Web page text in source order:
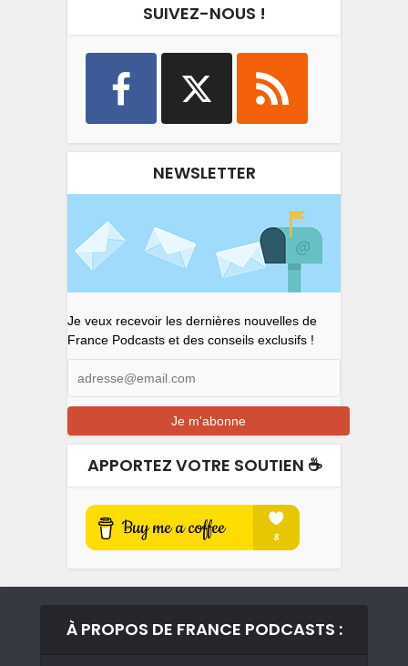
SUIVEZ-NOUS !
NEWSLETTER
Je veux recevoir les dernières nouvelles de
France Podcasts et des conseils exclusifs !
APPORTEZ VOTRE SOUTIEN ☕️
À PROPOS DE FRANCE PODCASTS :